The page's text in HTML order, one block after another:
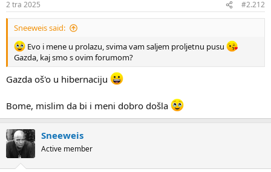
2 tra 2025 #2.212
Sneeweis said:
Evo i mene u prolazu, svima vam saljem proljetnu pusu
Gazda, kaj smo s ovim forumom?
Gazda oš'o u hibernaciju
Bome, mislim da bi i meni dobro došla
Sneeweis
Active member